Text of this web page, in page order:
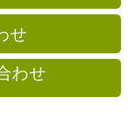
せ
わせ